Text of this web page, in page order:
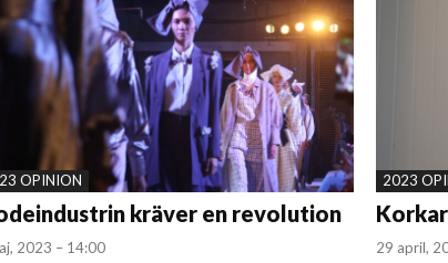
OPINION
kräver en revolution
2023 – 14:00
2023
29 april,